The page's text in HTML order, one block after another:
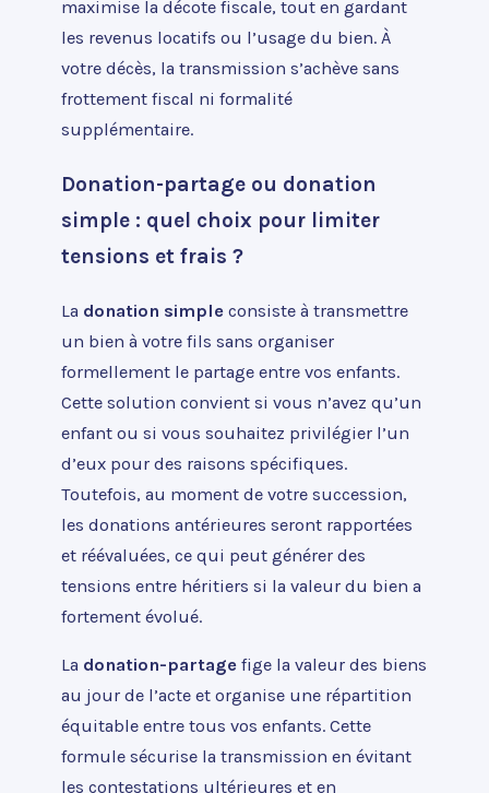
maximise la décote fiscale, tout en gardant
les revenus locatifs ou l’usage du bien. À
votre décès, la transmission s’achève sans
frottement fiscal ni formalité
supplémentaire.
Donation-partage ou donation
simple : quel choix pour limiter
tensions et frais ?
La donation simple consiste à transmettre
un bien à votre fils sans organiser
formellement le partage entre vos enfants.
Cette solution convient si vous n’avez qu’un
enfant ou si vous souhaitez privilégier l’un
d’eux pour des raisons spécifiques.
Toutefois, au moment de votre succession,
les donations antérieures seront rapportées
et réévaluées, ce qui peut générer des
tensions entre héritiers si la valeur du bien a
fortement évolué.
La donation-partage fige la valeur des biens
au jour de l’acte et organise une répartition
équitable entre tous vos enfants. Cette
formule sécurise la transmission en évitant
les contestations ultérieures et en